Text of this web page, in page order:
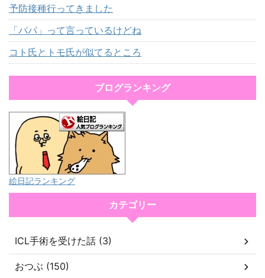
予防接種行ってきました
「パパ」って言っているけどね
コト氏とトモ氏が似てるところ
ブログランキング
絵日記ランキング
カテゴリー
ICL手術を受けた話 (3)
おつぶ (150)